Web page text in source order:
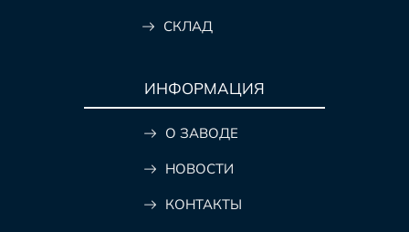
СКЛАД
ИНФОРМАЦИЯ
О ЗАВОДЕ
НОВОСТИ
КОНТАКТЫ